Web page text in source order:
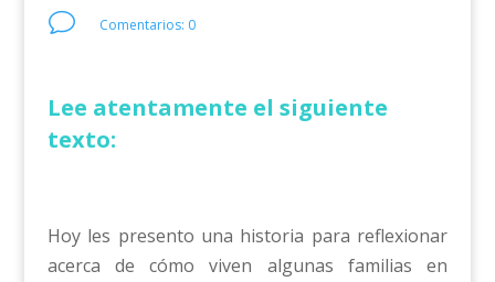
v Comentarios: 0
Lee atentamente el siguiente
texto:
Hoy les presento una historia para reflexionar
acerca de cómo viven algunas familias en